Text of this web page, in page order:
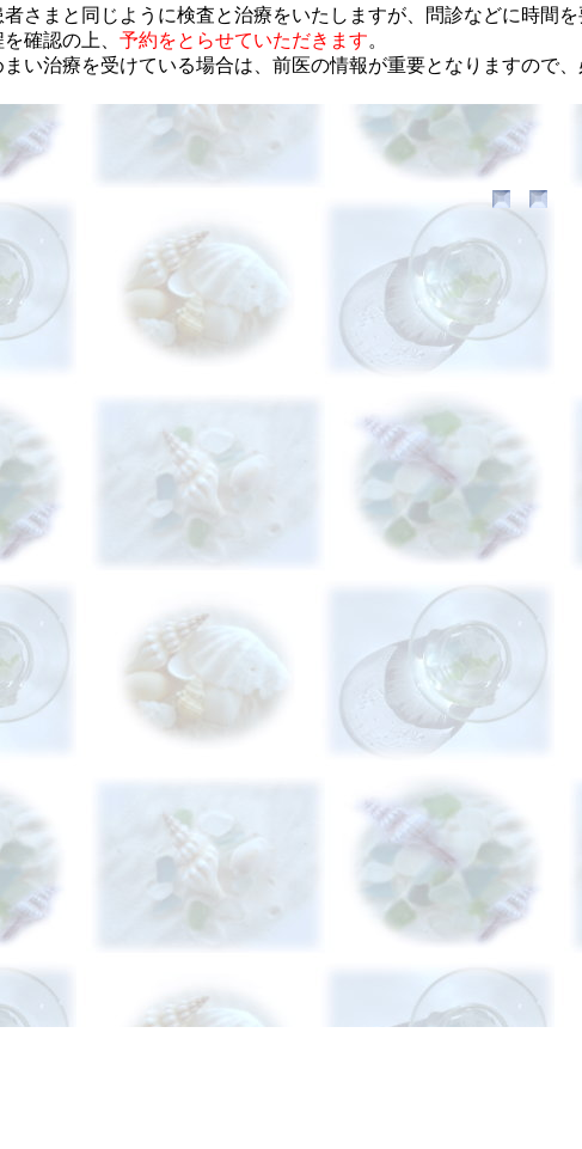
さまと同じように検査と治療をいたしますが、問診などに時間を
確認の上、 予約をとらせていただきます。
まい治療を受けている場合は、前医の情報が重要となりますので